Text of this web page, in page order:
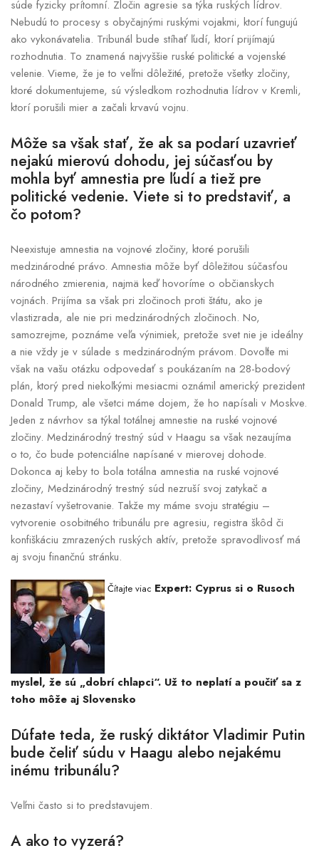
súde fyzicky prítomní. Zločin agresie sa týka ruských lídrov.
Nebudú to procesy s obyčajnými ruskými vojakmi, ktorí fungujú
ako vykonávatelia. Tribunál bude stíhať ľudí, ktorí prijímajú
rozhodnutia. To znamená najvyššie ruské politické a vojenské
velenie. Vieme, že je to veľmi dôležité, pretože všetky zločiny,
ktoré dokumentujeme, sú výsledkom rozhodnutia lídrov v Kremli,
ktorí porušili mier a začali krvavú vojnu.
Môže sa však stať, že ak sa podarí uzavrieť
nejakú mierovú dohodu, jej súčasťou by
mohla byť amnestia pre ľudí a tiež pre
politické vedenie. Viete si to predstaviť, a
čo potom?
Neexistuje amnestia na vojnové zločiny, ktoré porušili
medzinárodné právo. Amnestia môže byť dôležitou súčasťou
národného zmierenia, najmä keď hovoríme o občianskych
vojnách. Prijíma sa však pri zločinoch proti štátu, ako je
vlastizrada, ale nie pri medzinárodných zločinoch. No,
samozrejme, poznáme veľa výnimiek, pretože svet nie je ideálny
a nie vždy je v súlade s medzinárodným právom. Dovoľte mi
však na vašu otázku odpovedať s poukázaním na 28-bodový
plán, ktorý pred niekoľkými mesiacmi oznámil americký prezident
Donald Trump, ale všetci máme dojem, že ho napísali v Moskve.
Jeden z návrhov sa týkal totálnej amnestie na ruské vojnové
zločiny. Medzinárodný trestný súd v Haagu sa však nezaujíma
o to, čo bude potenciálne napísané v mierovej dohode.
Dokonca aj keby to bola totálna amnestia na ruské vojnové
zločiny, Medzinárodný trestný súd nezruší svoj zatykač a
nezastaví vyšetrovanie. Takže my máme svoju stratégiu –
vytvorenie osobitného tribunálu pre agresiu, registra škôd či
konfiškáciu zmrazených ruských aktív, pretože spravodlivosť má
aj svoju finančnú stránku.
Čítajte viac Expert: Cyprus si o Rusoch
myslel, že sú „dobrí chlapci“. Už to neplatí a poučiť sa z
toho môže aj Slovensko
Dúfate teda, že ruský diktátor Vladimir Putin
bude čeliť súdu v Haagu alebo nejakému
inému tribunálu?
Veľmi často si to predstavujem.
A ako to vyzerá?